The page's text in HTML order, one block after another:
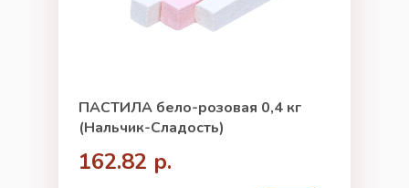
ПАСТИЛА бело-розовая 0,4 кг
(Нальчик-Сладость)
162.82 р.